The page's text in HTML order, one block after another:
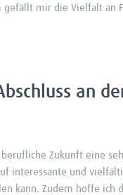
mir die Vielfalt an
an
Zukunft eine
interessante und
kann. Zudem hoffe ich